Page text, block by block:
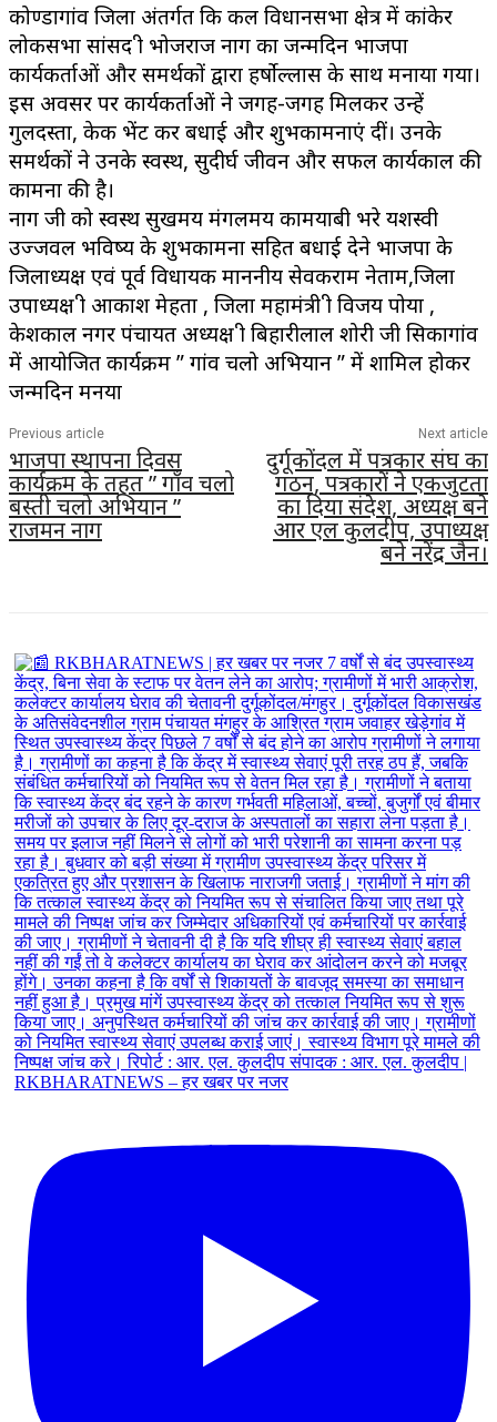
कोण्डागांव जिला अंतर्गत कि कल विधानसभा क्षेत्र में कांकेर
लोकसभा सांसद श्री भोजराज नाग का जन्मदिन भाजपा
कार्यकर्ताओं और समर्थकों द्वारा हर्षोल्लास के साथ मनाया गया।
इस अवसर पर कार्यकर्ताओं ने जगह-जगह मिलकर उन्हें
गुलदस्ता, केक भेंट कर बधाई और शुभकामनाएं दीं। उनके
समर्थकों ने उनके स्वस्थ, सुदीर्घ जीवन और सफल कार्यकाल की
कामना की है।
नाग जी को स्वस्थ सुखमय मंगलमय कामयाबी भरे यशस्वी
उज्जवल भविष्य के शुभकामना सहित बधाई देने भाजपा के
जिलाध्यक्ष एवं पूर्व विधायक माननीय सेवकराम नेताम,जिला
उपाध्यक्ष श्री आकाश मेहता , जिला महामंत्री श्री विजय पोया ,
केशकाल नगर पंचायत अध्यक्ष श्री बिहारीलाल शोरी जी सिकागांव
में आयोजित कार्यक्रम ” गांव चलो अभियान ” में शामिल होकर
जन्मदिन मनया
Previous article
भाजपा स्थापना दिवस
कार्यक्रम के तहत ” गाँव चलो
बस्ती चलो अभियान ”
राजमन नाग
Next article
दुर्गूकोंदल में पत्रकार संघ का
गठन, पत्रकारों ने एकजुटता
का दिया संदेश, अध्यक्ष बने
आर एल कुलदीप, उपाध्यक्ष
बने नरेंद्र जैन।